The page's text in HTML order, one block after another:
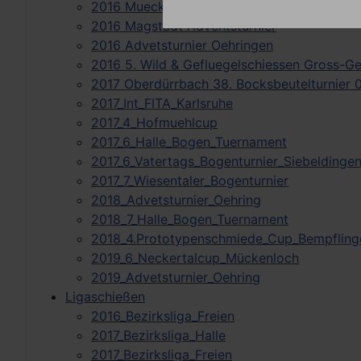
2016 Mueckenloch 4. Neckartalcup 06.11
2016 Magstadt Adventsturnier
2016 Advetsturnier Oehringen
2016 5. Wild & Gefluegelschiessen Gross-
2017 Oberdürrbach 38. Bocksbeutelturnier
2017_Int_FITA_Karlsruhe
2017_4_Hofmuehlcup
2017_6_Halle_Bogen_Tuernament
2017_6_Vatertags_Bogenturnier_Siebeldingen
2017_7_Wiesentaler_Bogenturnier
2018_Advetsturnier_Oehring
2018_7_Halle_Bogen_Tuernament
2019_6_Neckertalcup_Mückenloch
2019_Advetsturnier_Oehring
Ligaschießen
2016_Bezirksliga_Freien
2017_Bezirksliga_Halle
2017_Bezirksliga_Freien